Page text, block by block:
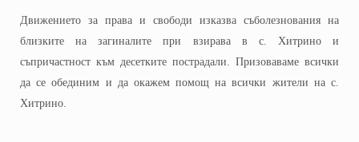
Движението за права и свободи изказва съболезнования на
близките на загиналите при взирава в с. Хитрино и
съпричастност към десетките пострадали. Призоваваме всички
да се обединим и да окажем помощ на всички жители на с.
Хитрино.